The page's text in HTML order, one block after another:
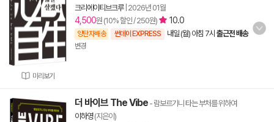
미리보기
크리에이티브크루| 2026년 01월
4,500원 (10% 할인 / 250원) 10.0
양탄자배송 썬데이 EXPRESS 내일 (월) 아침 7시 출근전 배송
변경
더 바이브 The Vibe - 람보르기니 타는 부처를 위하여
이하영(지은이)